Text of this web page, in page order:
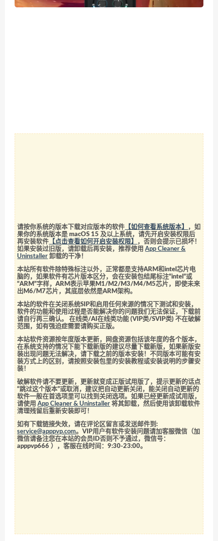
请按你系统的版本下载对应版本的软件 【如何查看系统版本】
，如
果你的系统版本是 macOS 15 及以上系统，请先开启安装权限后
再安装软件 【点击查看如何开启安装权限】
，否则会提示已损坏！
如果安装过旧版，请卸载后再安装，推荐使用App Cleaner &
Uninstaller 卸载的干净！
本站所有软件除特殊标注以外，正常都是支持ARM和intel芯片电
脑的，如果软件有芯片版本区分，会在安装包结尾标注“intel”或
“ARM”字样，ARM表示苹果M1/M2/M3/M4/M5芯片，即使未来
出M6/M7芯片，其底层依然是ARM架构。
本站的软件在关闭系统SIP和启用任何来源的情况下测试和安装，
软件的功能和使用过程是否能解决你的问题我们无法保证，下载前
请自行再三确认。 在线类/AI在线类功能 (VIP类/SVIP类) 不在破解
范围，如有强迫症需要请购买正版。
本站软件资源按年度版本更新，网盘资源包括该年度的各个版本，
在系统支持的情况下能下载新版的建议尽量下载新版，如果新版安
装出现问题无法解决，请下载之前的版本安装！不同版本可能有安
装方式上的区别，请按照安装包里的安装教程或安装说明的步骤安
装！
破解软件请不要更新，更新就变成正版试用版了，提示更新的话点
“跳过这个版本”或取消，建议把自动更新关闭，能关闭自动更新的
软件一般在首选项里可以找到关闭选项。如果已经更新成试用版，
请使用App Cleaner & Uninstaller 将其卸载，然后使用该卸载软件
清理残留后重新安装即可！
如有下载链接失效，请在评论区留言或发送邮件到:
service@apppvp.com。VIP用户有软件安装问题请加客服微信（加
微信请备注您在本站的会员ID否则不予通过，微信号：
apppvp666 ），客服在线时间：9:30-23:00。